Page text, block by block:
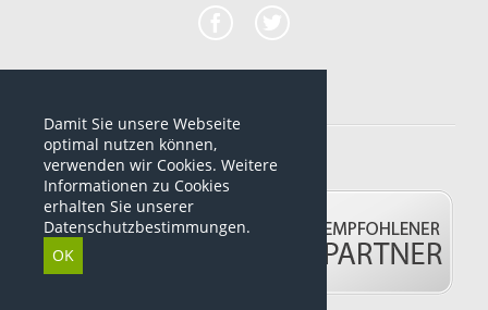
*alle Preise sind netto Preise
© 2012-2026 www.dropshipping-marktplatz.de
Damit Sie unsere Webseite
optimal nutzen können,
verwenden wir Cookies. Weitere
Informationen zu Cookies
erhalten Sie unserer
Datenschutzbestimmungen.
OK